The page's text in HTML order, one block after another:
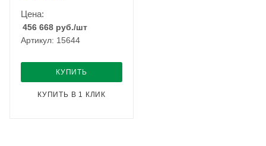
Цена:
456 668 руб./шт
Артикул: 15644
КУПИТЬ
КУПИТЬ В 1 КЛИК